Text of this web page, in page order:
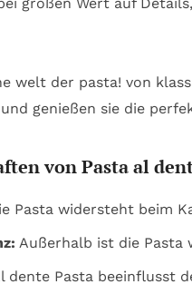
von Pasta al
Pasta widersteht beim
Außerhalb ist die Pasta
dente Pasta beeinflusst